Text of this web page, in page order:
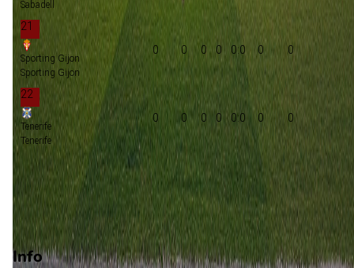
Sabadell
21
Sporting Gijon
Sporting Gijon
0 0 0 0 0:0 0 0
22
Tenerife
Tenerife
0 0 0 0 0:0 0 0
Promotie
Play-offs promotie
Degradatie
Info